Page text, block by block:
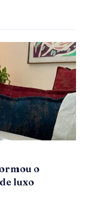
o
luxo